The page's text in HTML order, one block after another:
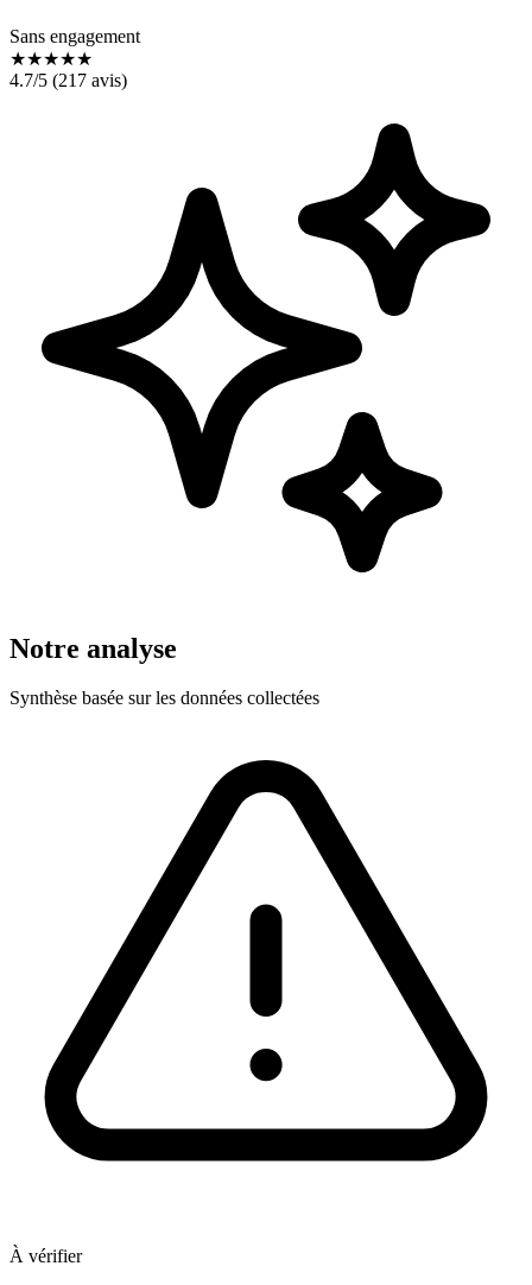
Sans engagement
★★★★★
4.7/5 (217 avis)
Notre analyse
Synthèse basée sur les données collectées
À vérifier